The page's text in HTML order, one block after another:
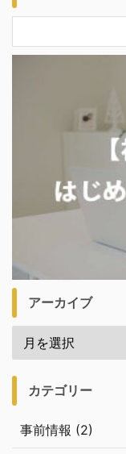
アーカイブ
カテゴリー
事前情報 (2)